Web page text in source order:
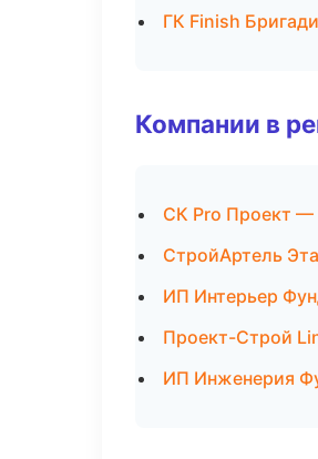
ГК Finish
Компании в
СК Pro Проект —
СтройАртель
ИП Интерьер
Проект-Строй
ИП Инженерия